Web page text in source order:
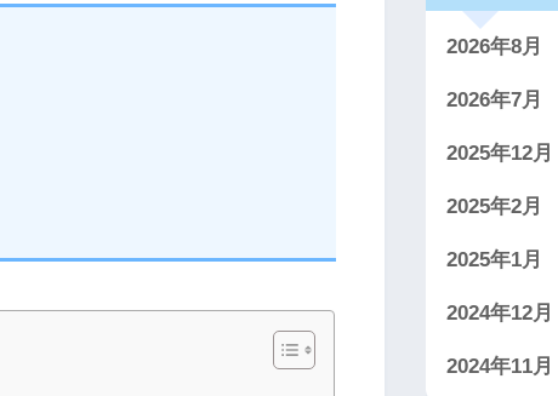
2026年8月
2026年7月
2025年12月
2025年2月
2025年1月
2024年12月
2024年11月